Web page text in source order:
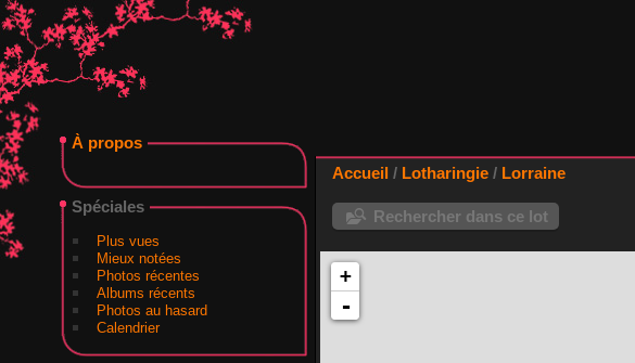
À propos
Spéciales
Plus vues
Mieux notées
Photos récentes
Albums récents
Photos au hasard
Calendrier
Accueil / Lotharingie / Lorraine
Rechercher dans ce lot
+
-